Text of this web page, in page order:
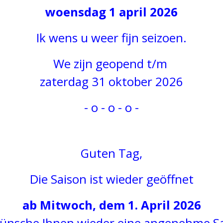
woensdag 1 april 2026
Ik wens u weer fijn seizoen.
We zijn geopend t/m
zaterdag 31 oktober 2026
- o - o - o -
Guten Tag,
Die Saison ist wieder geöffnet
ab Mitwoch, dem 1. April 2026